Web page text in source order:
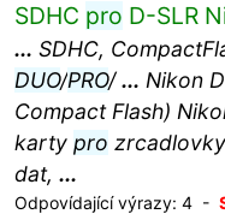
SDHC pro D-SLR
... SDHC,
DUO/PRO/... Nikon
Compact Flash)
karty pro
dat, ...
Odpovídající výrazy: 4 -